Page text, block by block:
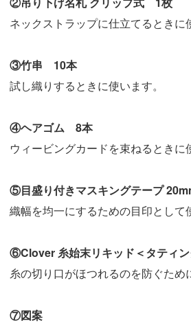
ネックストラップに仕立てるときに
③竹串 10本
試し織りするときに使います。
④ヘアゴム 8本
ウィービングカードを束ねるときに
⑤目盛り付きマスキングテープ
織幅を均一にするための目印として
⑥Clover 糸始末リキッド＜タティン
糸の切り口がほつれるのを防ぐため
⑦図案